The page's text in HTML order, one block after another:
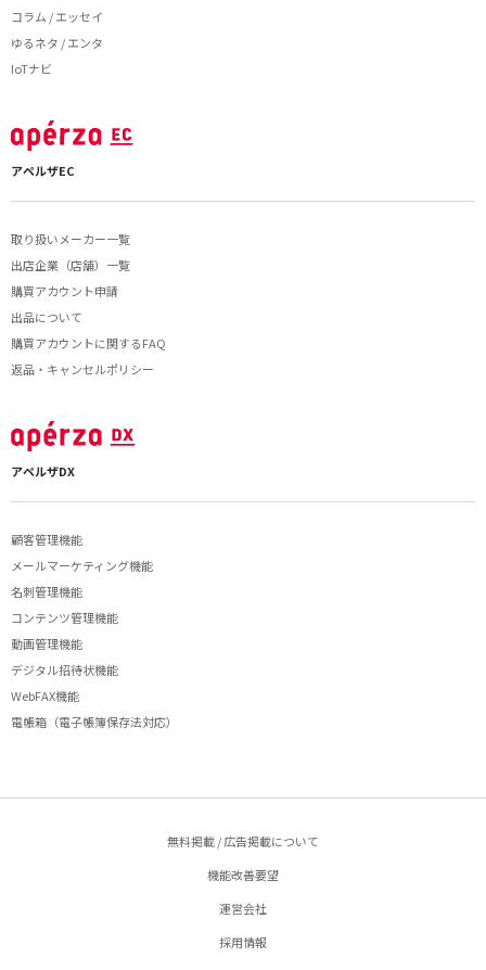
コラム / エッセイ
ゆるネタ / エンタ
IoTナビ
アペルザEC
取り扱いメーカー一覧
出店企業（店舗）一覧
購買アカウント申請
出品について
購買アカウントに関するFAQ
返品・キャンセルポリシー
アペルザDX
顧客管理機能
メールマーケティング機能
名刺管理機能
コンテンツ管理機能
動画管理機能
デジタル招待状機能
WebFAX機能
電帳箱（電子帳簿保存法対応）
無料掲載 / 広告掲載について
機能改善要望
運営会社
採用情報